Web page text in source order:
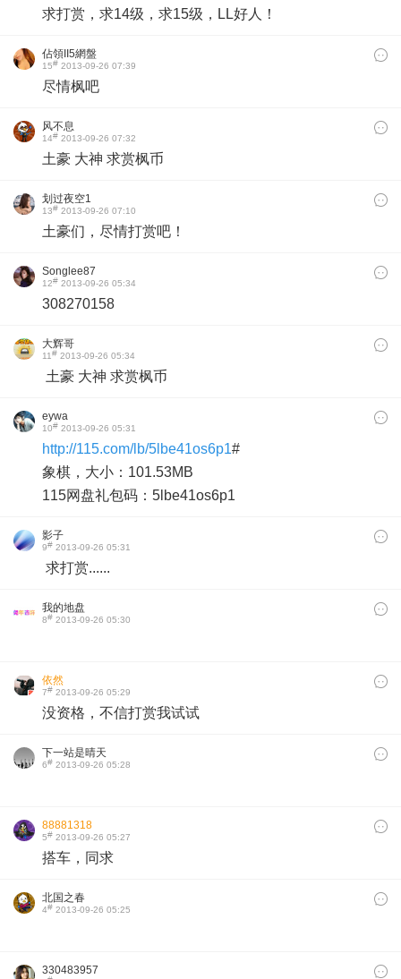
求打赏，求14级，求15级，LL好人！
佔領II5網盤
15# 2013-09-26 07:39
尽情枫吧
风不息
14# 2013-09-26 07:32
土豪 大神 求赏枫币
划过夜空1
13# 2013-09-26 07:10
土豪们，尽情打赏吧！
Songlee87
12# 2013-09-26 05:34
308270158
大辉哥
11# 2013-09-26 05:34
土豪 大神 求赏枫币
eywa
10# 2013-09-26 05:31
http://115.com/lb/5lbe41os6p1#
象棋，大小：101.53MB
115网盘礼包码：5lbe41os6p1
影子
9# 2013-09-26 05:31
求打赏......
我的地盘
8# 2013-09-26 05:30
依然
7# 2013-09-26 05:29
没资格，不信打赏我试试
下一站是晴天
6# 2013-09-26 05:28
88881318
5# 2013-09-26 05:27
搭车，同求
北国之春
4# 2013-09-26 05:25
330483957